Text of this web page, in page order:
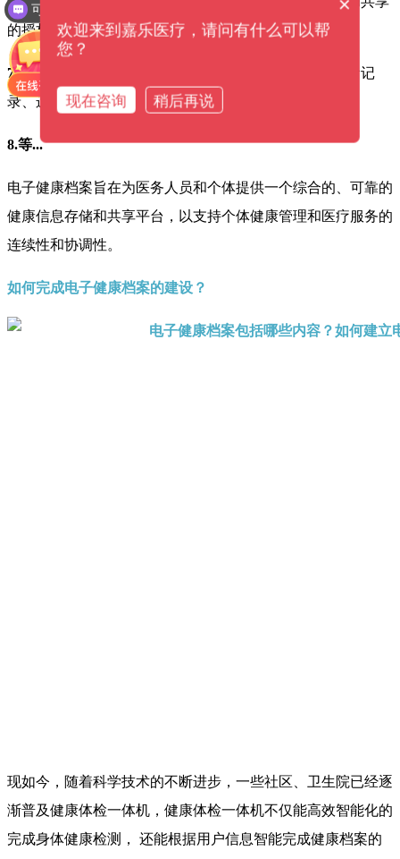
的授权信息。
7.其他附加信息：
根据具体需要，可能还包括个体的饮食记
录、运动习惯、睡眠情况等其他健康相关的信息。
8.等...
电子健康档案旨在为医务人员和个体提供一个综合的、可靠的
健康信息存储和共享平台，以支持个体健康管理和医疗服务的
连续性和协调性。
如何完成电子健康档案的建设？
现如今，随着科学技术的不断进步，一些社区、卫生院已经逐
渐普及健康体检一体机，健康体检一体机不仅能高效智能化的
完成身体健康检测， 还能根据用户信息智能完成健康档案的
欢迎来到嘉乐医疗，请问有什么可以帮
您？
现在咨询 稍后再说